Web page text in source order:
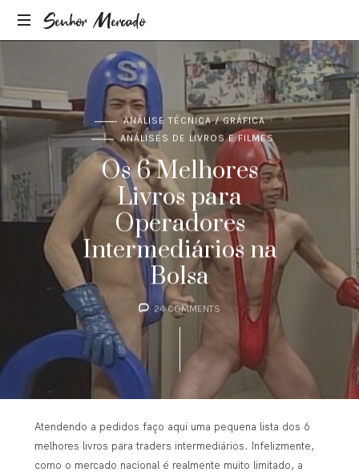
Senhor Mercado
Teixeira,
Consultor
Investimentos
ANÁLISE TÉCNICA / GRÁFICA
ANÁLISES DE LIVROS E FILMES
Os 6 Melhores
Livros para
Operadores
Intermediários na
Bolsa
24 COMMENTS
Atendendo a pedidos faço aqui uma pequena lista dos 6
melhores livros para traders intermediários. Infelizmente,
como o mercado nacional é realmente muito limitado, a